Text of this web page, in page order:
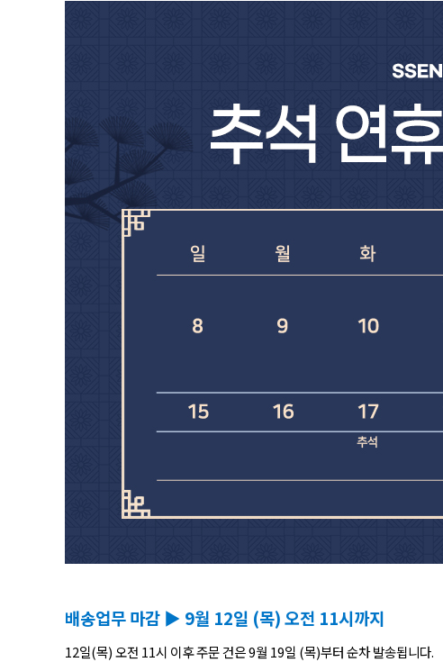
배송업무 마감 ▶ 9월 12일 (목) 오전 11시까지
12일(목) 오전 11시 이후 주문 건은 9월 19일 (목)부터 순차 발송됩니다.